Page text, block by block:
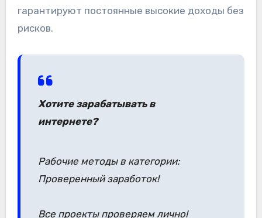
гарантируют постоянные высокие доходы без
рисков.
Хотите зарабатывать в
интернете?
Рабочие методы в категории:
Проверенный заработок!
Все проекты проверяем лично!